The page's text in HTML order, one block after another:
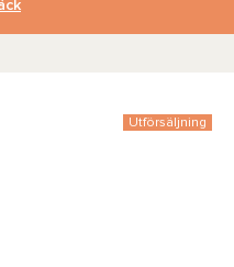
Utförsäljning